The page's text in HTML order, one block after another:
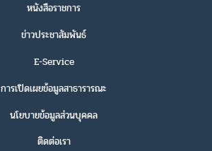
หนังสือราชการ
ข่าวประชาสัมพันธ์
E-Service
การเปิดเผยข้อมูลสาธารารณะ
นโยบายข้อมูลส่วนบุคคล
ติดต่อเรา